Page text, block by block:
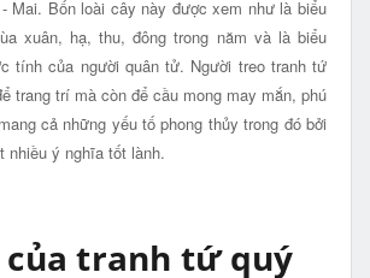
Mai. Bốn loài cây này được xem như là biểu
xuân, hạ, thu, đông trong năm và là biểu
tính của người quân tử. Người treo tranh tứ
trang trí mà còn để cầu mong may mắn, phú
cả những yếu tố phong thủy trong đó bởi
nhiều ý nghĩa tốt lành.
của tranh tứ quý